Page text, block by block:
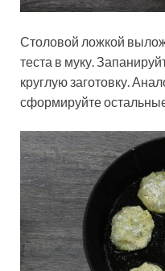
Столовой ложкой
теста в муку.
круглую заготовку.
сформируйте